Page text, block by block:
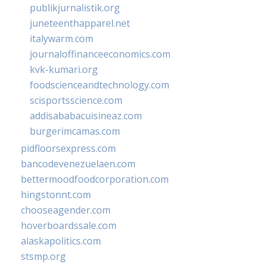
publikjurnalistik.org
juneteenthapparel.net
italywarm.com
journaloffinanceeconomics.com
kvk-kumari.org
foodscienceandtechnology.com
scisportsscience.com
addisababacuisineaz.com
burgerimcamas.com
pidfloorsexpress.com
bancodevenezuelaen.com
bettermoodfoodcorporation.com
hingstonnt.com
chooseagender.com
hoverboardssale.com
alaskapolitics.com
stsmp.org